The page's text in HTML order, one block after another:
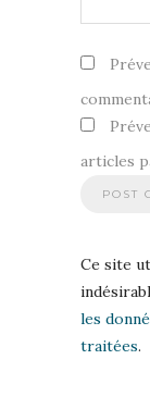
articles
Ce site
les
traitées.